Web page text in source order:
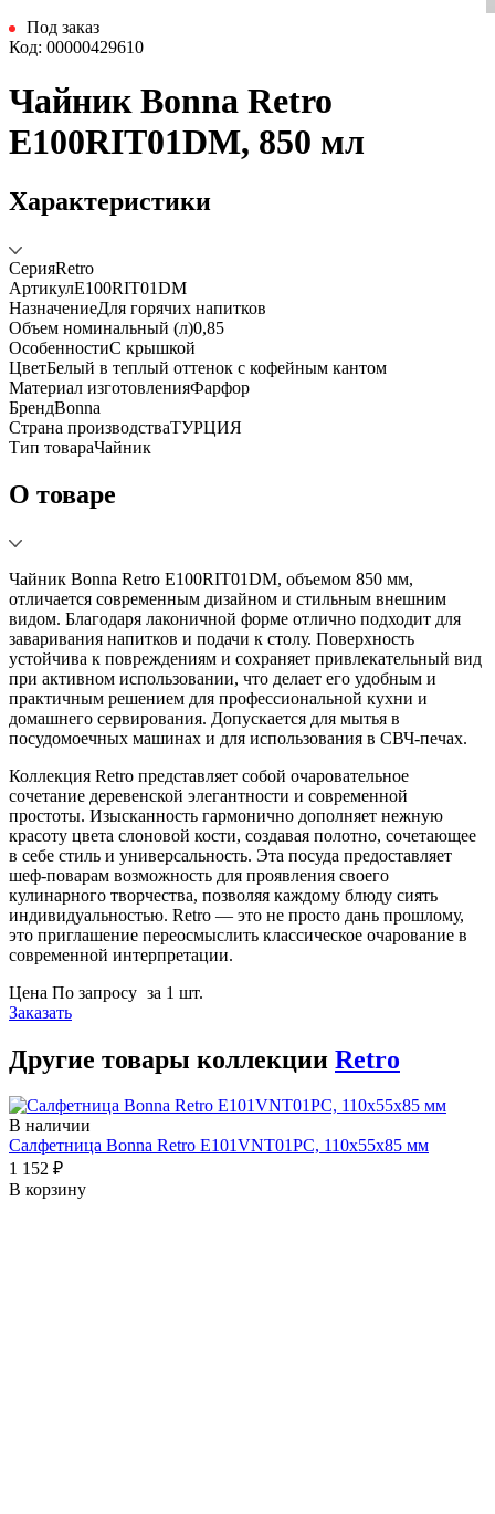
Под заказ
Код: 00000429610
Чайник Bonna Retro
E100RIT01DM, 850 мл
Характеристики
СерияRetro
АртикулE100RIT01DM
НазначениеДля горячих напитков
Объем номинальный (л)0,85
ОсобенностиС крышкой
ЦветБелый в теплый оттенок с кофейным кантом
Материал изготовленияФарфор
БрендBonna
Страна производстваТУРЦИЯ
Тип товараЧайник
О товаре
Чайник Bonna Retro E100RIT01DM, объемом 850 мм,
отличается современным дизайном и стильным внешним
видом. Благодаря лаконичной форме отлично подходит для
заваривания напитков и подачи к столу. Поверхность
устойчива к повреждениям и сохраняет привлекательный вид
при активном использовании, что делает его удобным и
практичным решением для профессиональной кухни и
домашнего сервирования. Допускается для мытья в
посудомоечных машинах и для использования в СВЧ-печах.
Коллекция Retro представляет собой очаровательное
сочетание деревенской элегантности и современной
простоты. Изысканность гармонично дополняет нежную
красоту цвета слоновой кости, создавая полотно, сочетающее
в себе стиль и универсальность. Эта посуда предоставляет
шеф-поварам возможность для проявления своего
кулинарного творчества, позволяя каждому блюду сиять
индивидуальностью. Retro — это не просто дань прошлому,
это приглашение переосмыслить классическое очарование в
современной интерпретации.
Цена По запросу за 1 шт.
Заказать
Другие товары коллекции Retro
В наличии
Салфетница Bonna Retro E101VNT01PC, 110х55х85 мм
1 152 ₽
В корзину